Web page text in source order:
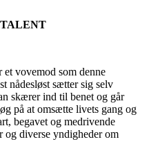
et vovemod som denne
nådesløst sætter sig selv
skærer ind til benet og går
på at omsætte livets gang og
begavet og medrivende
og diverse yndigheder om